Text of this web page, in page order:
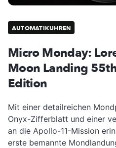
AUTOMATIKUHREN
Micro Monday:
Moon Landing
Edition
Mit einer detailreichen
Onyx-Zifferblatt und einer
an die Apollo-11-Mission
erste bemannte